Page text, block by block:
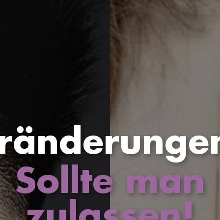
Sollte man